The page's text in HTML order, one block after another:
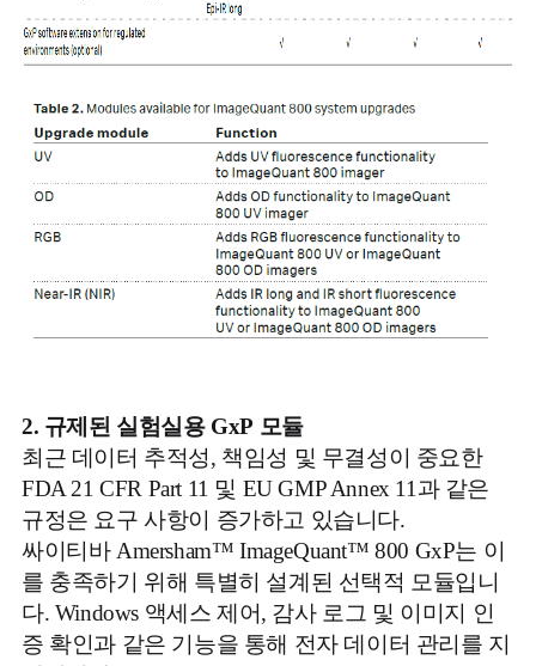
2. 규제 된 실험실용 GxP 모듈
최근 데이터 추적성, 책임성 및 무결성이 중요한
FDA 21 CFR Part 11 및 EU GMP Annex 11과 같은
규정은 요구 사항이 증가하고 있습니다.
싸이티바 Amersham™ ImageQuant™ 800 GxP는 이
를 충족하기 위해 특별히 설계된 선택적 모듈입니
다. Windows 액세스 제어, 감사 로그 및 이미지 인
증 확인과 같은 기능을 통해 전자 데이터 관리를 지